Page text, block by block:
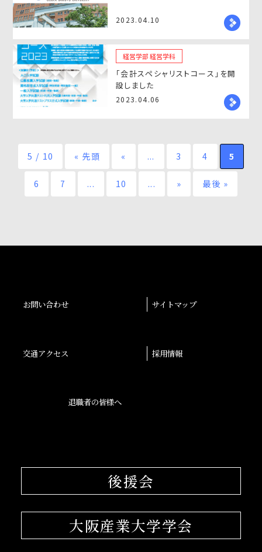
2023.04.10
経営学部 経営学科
「会計スペシャリストコース」を開
設しました
2023.04.06
5 / 10 « 先頭 « ... 3 4 5
6 7 ... 10 ... » 最後 »
お問い合わせ サイトマップ
交通アクセス 採用情報
退職者の皆様へ
後援会
大阪産業大学学会